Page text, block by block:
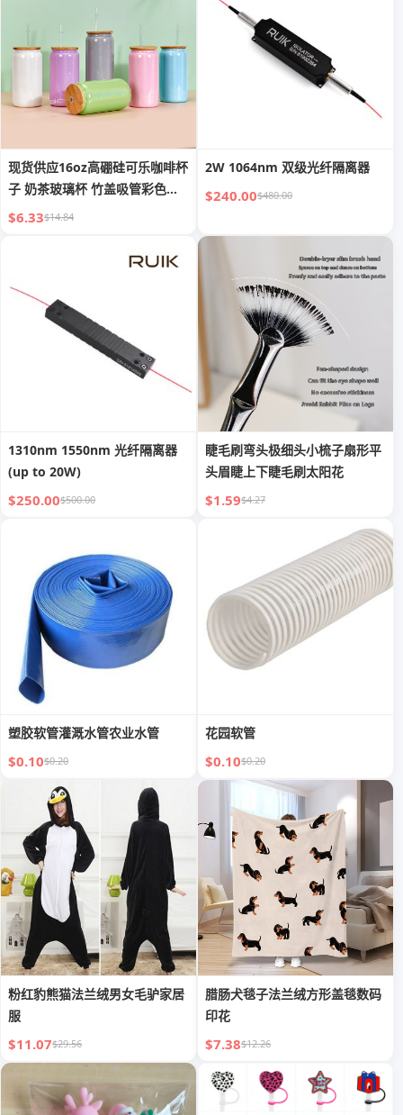
现货供应16oz高硼硅可乐咖啡杯
子 奶茶玻璃杯 竹盖吸管彩色梅
森杯
$6.33$14.84
2W 1064nm 双级光纤隔离器
$240.00$480.00
1310nm 1550nm 光纤隔离器
(up to 20W)
$250.00$500.00
睫毛刷弯头极细头小梳子扇形平
头眉睫上下睫毛刷太阳花
$1.59$4.27
塑胶软管灌溉水管农业水管
$0.10$0.20
花园软管
$0.10$0.20
粉红豹熊猫法兰绒男女毛驴家居
服
$11.07$29.56
腊肠犬毯子法兰绒方形盖毯数码
印花
$7.38$12.26